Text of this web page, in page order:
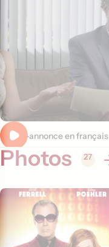
Bande-annonce en français
Photos 27